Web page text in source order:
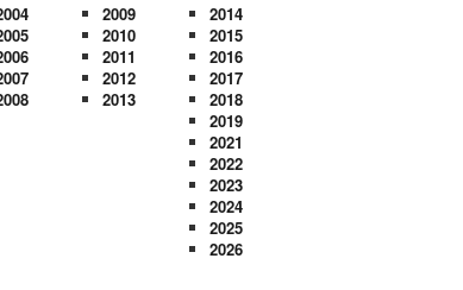
2009
2010
2011
2012
2013
2014
2015
2016
2017
2018
2019
2021
2022
2023
2024
2025
2026